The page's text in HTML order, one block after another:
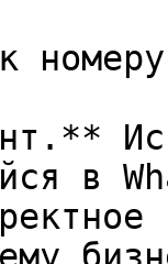
в